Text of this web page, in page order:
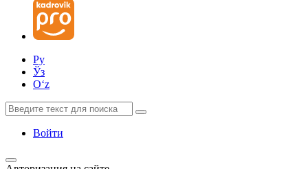
Ру
Ўз
Oʻz
Войти